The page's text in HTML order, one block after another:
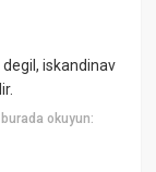
iskandinav
burada okuyun: